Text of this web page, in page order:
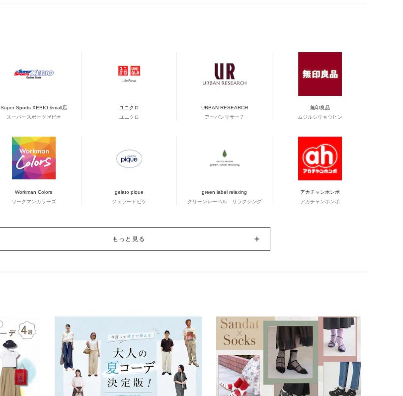
Super Sports XEBIO &mall店
スーパースポーツゼビオ
ユニクロ
ユニクロ
URBAN RESEARCH
アーバンリサーチ
無印良品
ムジルシリョウヒン
Workman Colors
ワークマンカラーズ
gelato pique
ジェラートピケ
green label relaxing
グリーンレーベル リラクシング
アカチャンホンポ
アカチャンホンポ
もっと見る